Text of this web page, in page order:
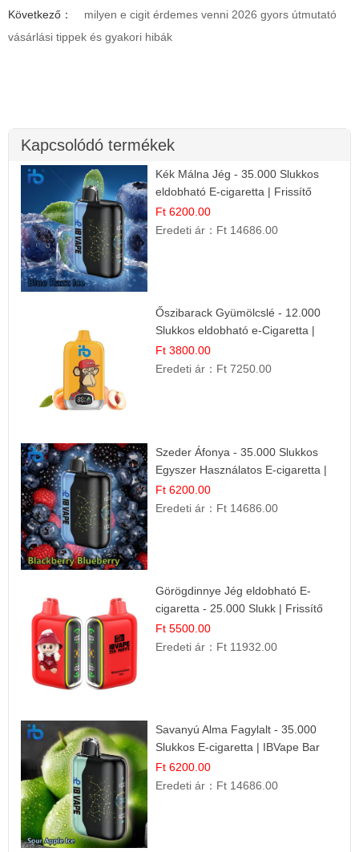
Következő：
milyen e cigit érdemes venni 2026 gyors útmutató
vásárlási tippek és gyakori hibák
Kapcsolódó termékek
Kék Málna Jég - 35.000 Slukkos
eldobható E-cigaretta | Frissítő
Ízélmény
Ft 6200.00
Eredeti ár： Ft 14686.00
Őszibarack Gyümölcslé - 12.000
Slukkos eldobható e-Cigaretta |
Friss Gyümölcs Íz
Ft 3800.00
Eredeti ár： Ft 7250.00
Szeder Áfonya - 35.000 Slukkos
Egyszer Használatos E-cigaretta |
Prémium Ízélmény
Ft 6200.00
Eredeti ár： Ft 14686.00
Görögdinnye Jég eldobható E-
cigaretta - 25.000 Slukk | Frissítő
Nyári Íz
Ft 5500.00
Eredeti ár： Ft 11932.00
Savanyú Alma Fagylalt - 35.000
Slukkos E-cigaretta | IBVape Bar
Ft 6200.00
Eredeti ár： Ft 14686.00